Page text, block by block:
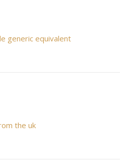
generic equivalent
the uk